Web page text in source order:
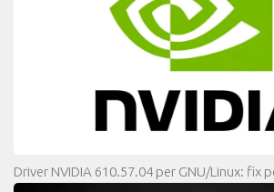
Driver NVIDIA 610.57.04 per GNU/Linux: fix